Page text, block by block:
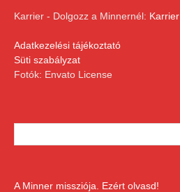
Karrier - Dolgozz a Minnernél: Karrier
Adatkezelési tájékoztató
Süti szabályzat
Fotók: Envato License
A Minner missziója. Ezért olvasd!